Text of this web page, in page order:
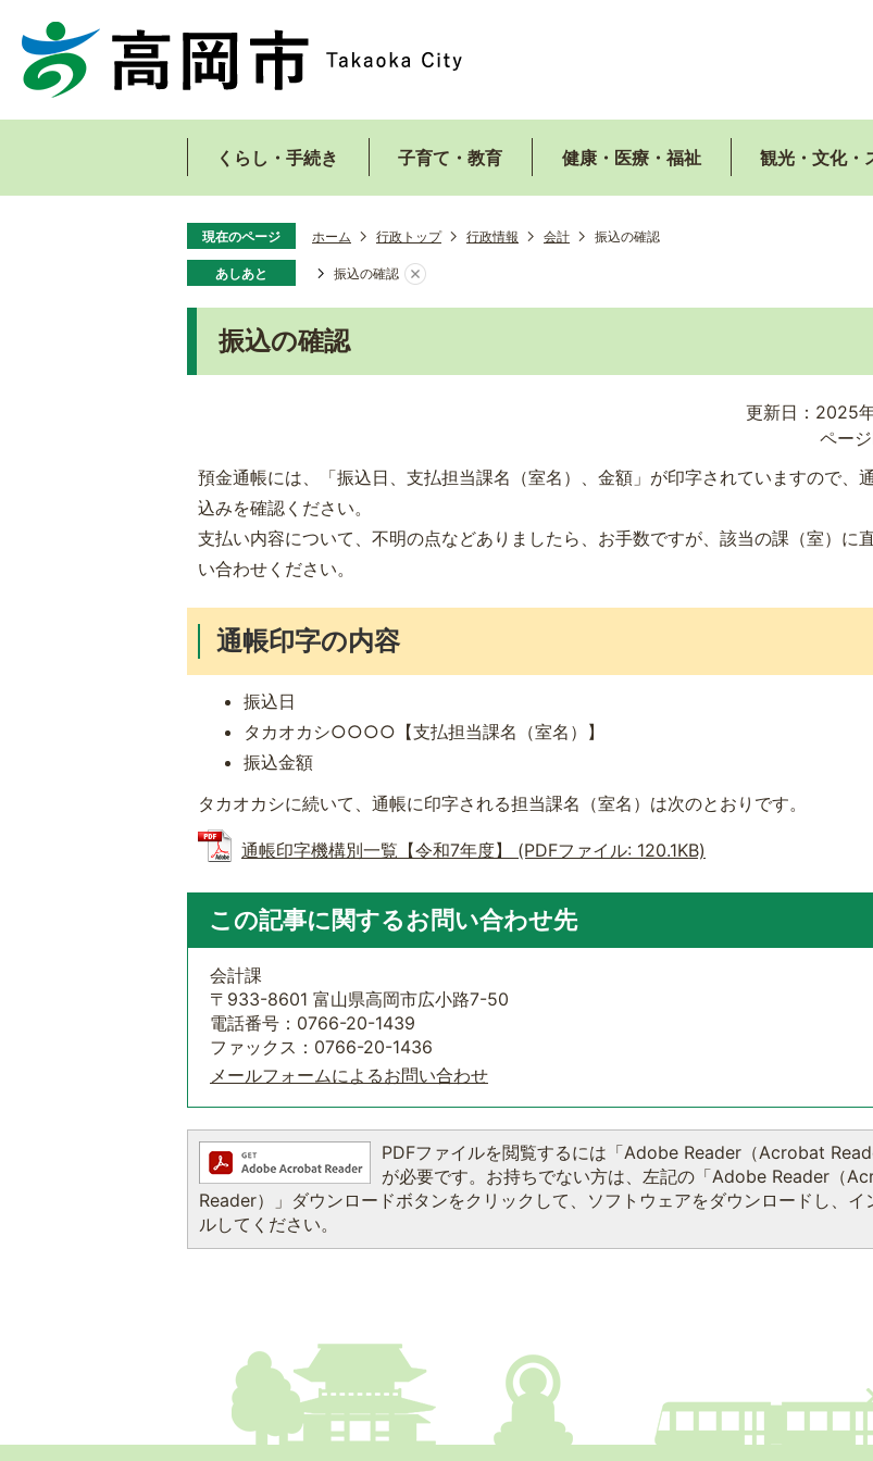
くらし・手続き 子育て・教育 健康・医療・福祉 観光・文化・
現在のページ ホーム 行政トップ 行政情報 会計 振込の確認
あしあと 振込の確認
振込の確認
更新日：2025
ペー
預金通帳には、「振込日、支払担当課名（室名）、金額」が印字されていますので、
込みを確認ください。
支払い内容について、不明の点などありましたら、お手数ですが、該当の課（室）に
い合わせください。
通帳印字の内容
振込日
タカオカシ○○○○【支払担当課名（室名）】
振込金額
タカオカシに続いて、通帳に印字される担当課名（室名）は次のとおりです。
通帳印字機構別一覧【令和7年度】 (PDFファイル: 120.1KB)
この記事に関するお問い合わせ先
会計課
〒933-8601 富山県高岡市広小路7-50
電話番号：0766-20-1439
ファックス：0766-20-1436
メールフォームによるお問い合わせ
PDFファイルを閲覧するには「Adobe Reader（Acrobat
が必要です。お持ちでない方は、左記の「Adobe Reader（
Reader）」ダウンロードボタンをクリックして、ソフトウェアをダウンロードし、イ
ルしてください。